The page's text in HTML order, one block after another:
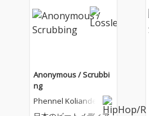
年の創作活動の新たな
更新が記録された全5
曲、Pentagraph。HIP
ような彼の制作意欲や
アイデア、そしてセン
スが高純度で表現され
た内容となりあらゆる
Anonymous / Scrubbi
ng
Phennel Koliander